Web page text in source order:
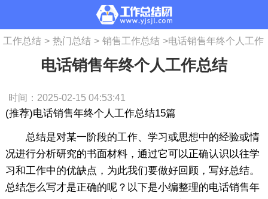
工作总结 > 热门总结 > 销售工作总结 >电话销售年终个人工作
电话销售年终个人工作总结
时间：2025-02-15 04:53:41
(推荐)电话销售年终个人工作总结15篇
总结是对某一阶段的工作、学习或思想中的经验或情
况进行分析研究的书面材料，通过它可以正确认识以往学
习和工作中的优缺点，为此我们要做好回顾，写好总结。
总结怎么写才是正确的呢？以下是小编整理的电话销售年